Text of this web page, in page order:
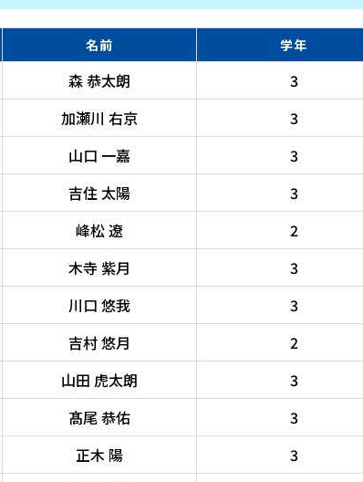
名前 学年
森 恭太朗
3
加瀬川 右京
3
山口 一嘉
3
吉住 太陽
3
峰松 遼
2
木寺 紫月
3
川口 悠我
3
吉村 悠月
2
山田 虎太朗
3
髙尾 恭佑
3
正木 陽
3